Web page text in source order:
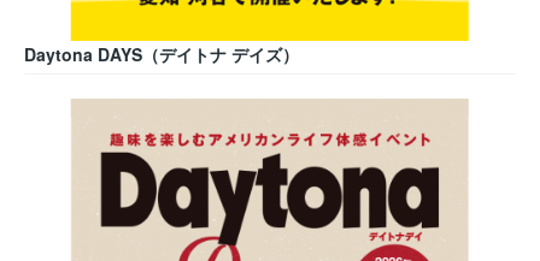
Daytona DAYS（デイトナ デイズ）